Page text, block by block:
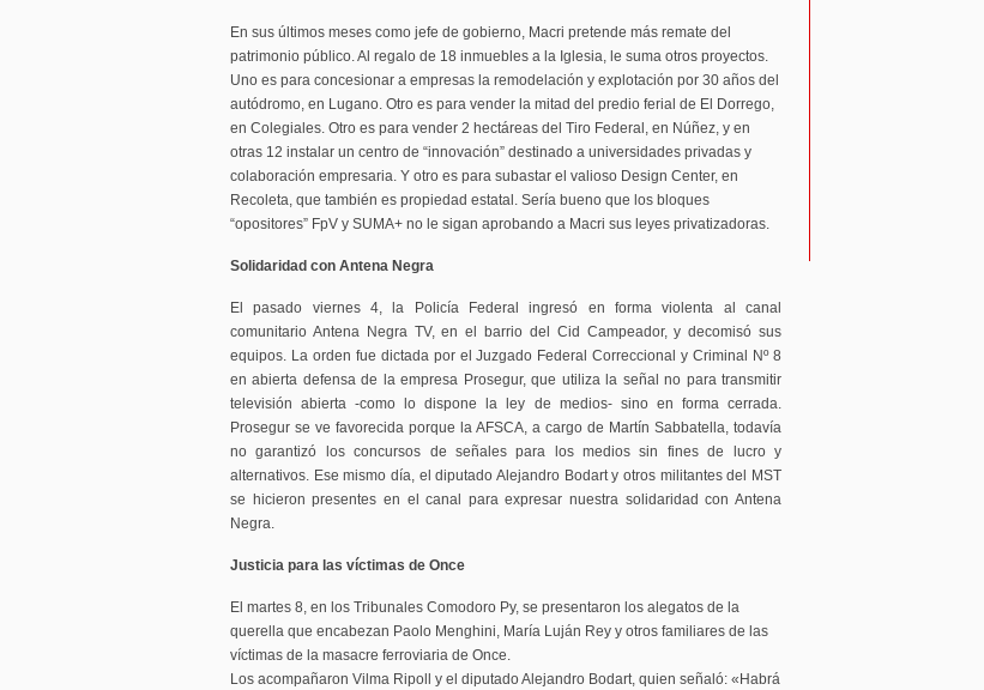
En sus últimos meses como jefe de gobierno, Macri pretende más remate del
patrimonio público. Al regalo de 18 inmuebles a la Iglesia, le suma otros proyectos.
Uno es para concesionar a empresas la remodelación y explotación por 30 años del
autódromo, en Lugano. Otro es para vender la mitad del predio ferial de El Dorrego,
en Colegiales. Otro es para vender 2 hectáreas del Tiro Federal, en Núñez, y en
otras 12 instalar un centro de “innovación” destinado a universidades privadas y
colaboración empresaria. Y otro es para subastar el valioso Design Center, en
Recoleta, que también es propiedad estatal. Sería bueno que los bloques
“opositores” FpV y SUMA+ no le sigan aprobando a Macri sus leyes privatizadoras.
Solidaridad con Antena Negra
El pasado viernes 4, la Policía Federal ingresó en forma violenta al canal
comunitario Antena Negra TV, en el barrio del Cid Campeador, y decomisó sus
equipos. La orden fue dictada por el Juzgado Federal Correccional y Criminal Nº 8
en abierta defensa de la empresa Prosegur, que utiliza la señal no para transmitir
televisión abierta -como lo dispone la ley de medios- sino en forma cerrada.
Prosegur se ve favorecida porque la AFSCA, a cargo de Martín Sabbatella, todavía
no garantizó los concursos de señales para los medios sin fines de lucro y
alternativos. Ese mismo día, el diputado Alejandro Bodart y otros militantes del MST
se hicieron presentes en el canal para expresar nuestra solidaridad con Antena
Negra.
Justicia para las víctimas de Once
El martes 8, en los Tribunales Comodoro Py, se presentaron los alegatos de la
querella que encabezan Paolo Menghini, María Luján Rey y otros familiares de las
víctimas de la masacre ferroviaria de Once.
Los acompañaron Vilma Ripoll y el diputado Alejandro Bodart, quien señaló: «Habrá